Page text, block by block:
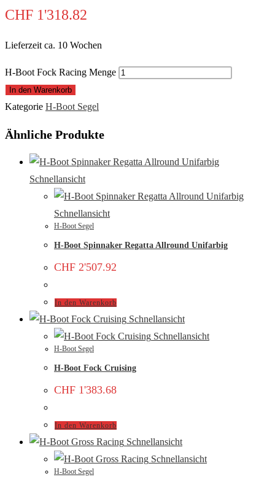
CHF 1'318.82
Lieferzeit ca. 10 Wochen
H-Boot Fock Racing Menge
In den Warenkorb
Kategorie H-Boot Segel
Ähnliche Produkte
Schnellansicht
Schnellansicht
H-Boot Segel
H-Boot Spinnaker Regatta Allround Unifarbig
CHF 2'507.92
In den Warenkorb
Schnellansicht
Schnellansicht
H-Boot Segel
H-Boot Fock Cruising
CHF 1'383.68
In den Warenkorb
Schnellansicht
Schnellansicht
H-Boot Segel